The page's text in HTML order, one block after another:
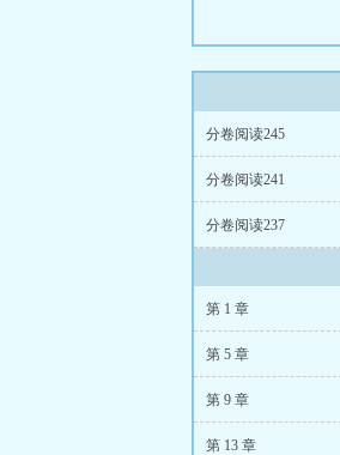
分卷阅读245
分卷阅读241
分卷阅读237
第 1 章
第 5 章
第 9 章
第 13 章